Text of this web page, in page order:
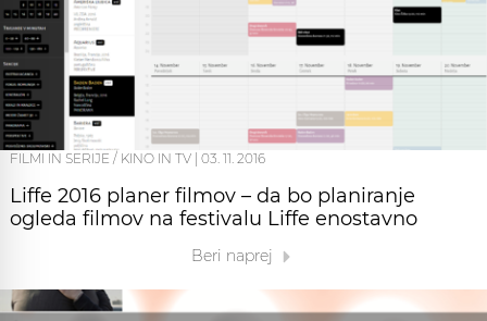
FILMI IN SERIJE / KINO IN TV | 03. 11. 2016
Liffe 2016 planer filmov – da bo planiranje
ogleda filmov na festivalu Liffe enostavno
Beri naprej